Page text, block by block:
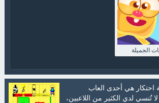
الجميلة
احتكار هي أحدى العاب
تُنسي لدي الكثير من اللاعبين،